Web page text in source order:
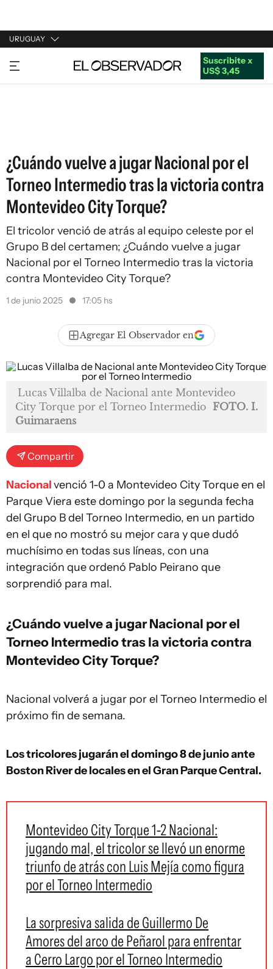
URUGUAY
URUGUAY
ARGENTINA
Suscribite x
US$ 3,45
¿Cuándo vuelve a jugar Nacional por el
Torneo Intermedio tras la victoria contra
Montevideo City Torque?
El tricolor venció de atrás al equipo celeste por el
Grupo B del certamen; ¿Cuándo vuelve a jugar
Nacional por el Torneo Intermedio tras la victoria
contra Montevideo City Torque?
1 de junio 2025 17:05 hs
Agregar El Observador en
Lucas Villalba de Nacional ante Montevideo
City Torque por el Torneo Intermedio FOTO. I.
Guimaraens
Compartir
Nacionalvenció 1-0 a Montevideo City Torque en el
Parque Viera este domingo por la segunda fecha
del Grupo B del Torneo Intermedio, en un partido
en el que no mostró su mejor cara y que dudó
muchísimo en todas sus líneas, con una
integración que ordenó Pablo Peirano que
sorprendió para mal.
¿Cuándo vuelve a jugar Nacional por el
Torneo Intermedio tras la victoria contra
Montevideo City Torque?
Nacional volverá a jugar por el Torneo Intermedio el
próximo fin de semana.
Los tricolores jugarán el domingo 8 de junio ante
Boston River de locales en el Gran Parque Central.
Montevideo City Torque 1-2 Nacional:
jugando mal, el tricolor se llevó un enorme
triunfo de atrás con Luis Mejía como figura
por el Torneo Intermedio
La sorpresiva salida de Guillermo De
Amores del arco de Peñarol para enfrentar
a Cerro Largo por el Torneo Intermedio